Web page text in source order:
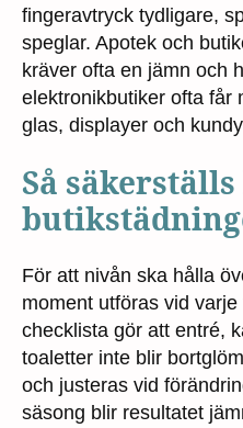
fingeravtryck tydligare,
speglar. Apotek och
kräver ofta en jämn och
elektronikbutiker ofta får
glas, displayer och
Så
För att nivån ska hålla
moment utföras vid
checklista gör att entré,
toaletter inte blir
och justeras vid
säsong blir resultatet